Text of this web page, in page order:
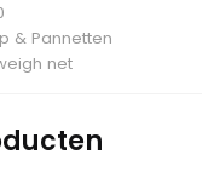
& Pannetten
net